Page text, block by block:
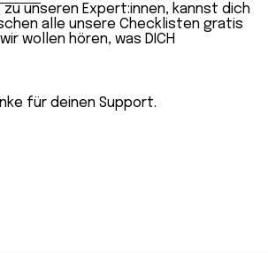
zu unseren Expert:innen, kannst dich
alle unsere Checklisten gratis
wollen hören, was DICH
für deinen Support.